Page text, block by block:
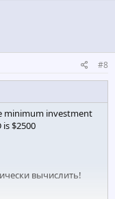
#8
minimum investment
$2500
вычислить!